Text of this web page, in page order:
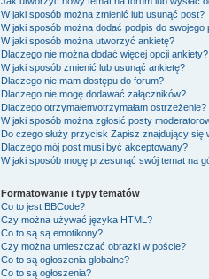
W jaki sposób można zmienić lub usunąć post?
W jaki sposób można dodać podpis do swojego
W jaki sposób można utworzyć ankietę?
Dlaczego nie można dodać więcej opcji ankiety?
W jaki sposób zmienić lub usunąć ankietę?
Dlaczego nie mam dostępu do forum?
Dlaczego nie mogę dodawać załączników?
Dlaczego otrzymałem/otrzymałam ostrzeżenie?
W jaki sposób można zgłosić posty
Do czego służy przycisk Zapisz znajdujący się
Dlaczego mój post musi być akceptowany?
W jaki sposób mogę przesunąć swój temat na
Formatowanie i typy tematów
Co to jest BBCode?
Czy można używać języka HTML?
Co to są są emotikony?
Czy można umieszczać obrazki w poście?
Co to są ogłoszenia globalne?
Co to są ogłoszenia?